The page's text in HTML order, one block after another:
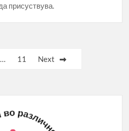
присуствува.
… 11 Next